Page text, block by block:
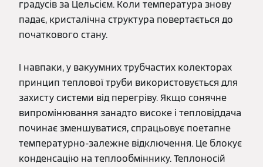
градусів за Цельсієм. Коли температура знову
падає, кристалічна структура повертається до
початкового стану.
І навпаки, у вакуумних трубчастих колекторах
принцип теплової труби використовується для
захисту системи від перегріву. Якщо сонячне
випромінювання занадто високе і тепловіддача
починає зменшуватися, спрацьовує поетапне
температурно-залежне відключення. Це блокує
конденсацію на теплообміннику. Теплоносій